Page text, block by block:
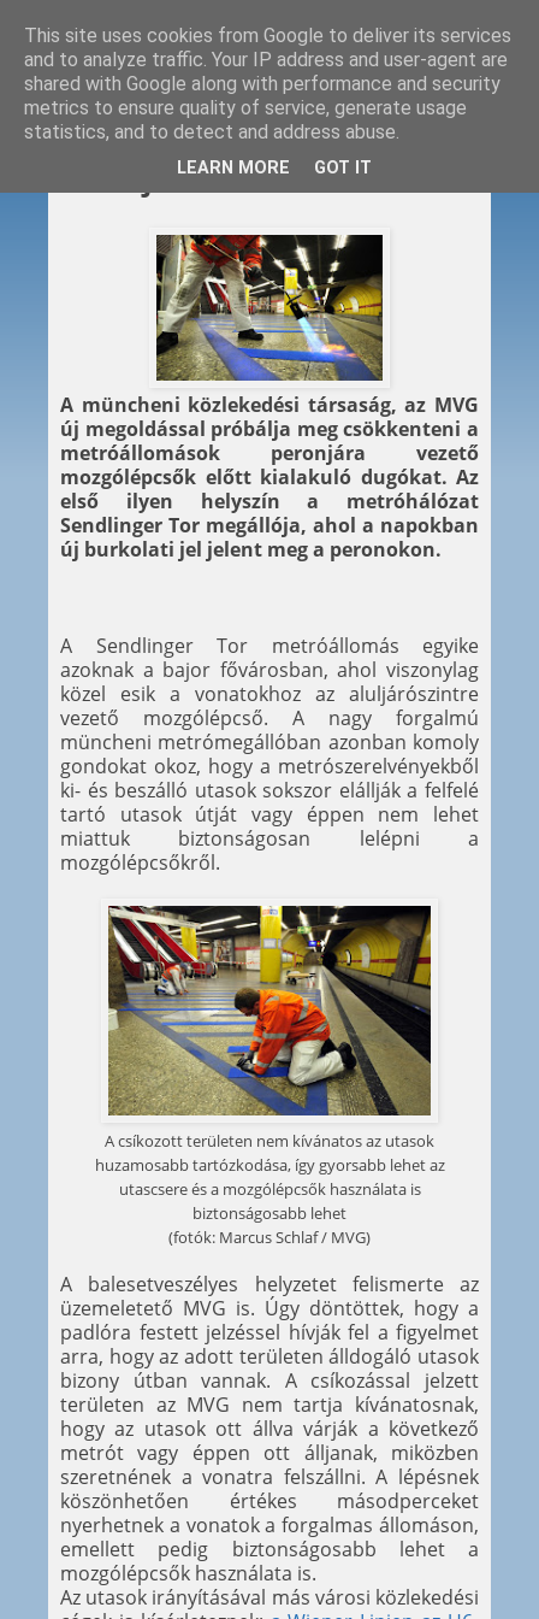
2013. 05. 16.
Ne állj az útba!
A müncheni közlekedési társaság, az MVG
új megoldással próbálja meg csökkenteni a
metróállomások peronjára vezető
mozgólépcsők előtt kialakuló dugókat. Az
első ilyen helyszín a metróhálózat
Sendlinger Tor megállója, ahol a napokban
új burkolati jel jelent meg a peronokon.
A Sendlinger Tor metróállomás egyike
azoknak a bajor fővárosban, ahol viszonylag
közel esik a vonatokhoz az aluljárószintre
vezető mozgólépcső. A nagy forgalmú
müncheni metrómegállóban azonban komoly
gondokat okoz, hogy a metrószerelvényekből
ki- és beszálló utasok sokszor elállják a felfelé
tartó utasok útját vagy éppen nem lehet
miattuk biztonságosan lelépni a
mozgólépcsőkről.
A csíkozott területen nem kívánatos az utasok
huzamosabb tartózkodása, így gyorsabb lehet az
utascsere és a mozgólépcsők használata is
biztonságosabb lehet
(fotók: Marcus Schlaf / MVG)
A balesetveszélyes helyzetet felismerte az
üzemeletető MVG is. Úgy döntöttek, hogy a
padlóra festett jelzéssel hívják fel a figyelmet
arra, hogy az adott területen álldogáló utasok
bizony útban vannak. A csíkozással jelzett
területen az MVG nem tartja kívánatosnak,
hogy az utasok ott állva várják a következő
metrót vagy éppen ott álljanak, miközben
szeretnének a vonatra felszállni. A lépésnek
köszönhetően értékes másodperceket
nyerhetnek a vonatok a forgalmas állomáson,
emellett pedig biztonságosabb lehet a
mozgólépcsők használata is.
Az utasok irányításával más városi közlekedési
This site uses cookies from Google to deliver its services
and to analyze traffic. Your IP address and user-agent are
shared with Google along with performance and security
metrics to ensure quality of service, generate usage
statistics, and to detect and address abuse.
LEARN MORE GOT IT